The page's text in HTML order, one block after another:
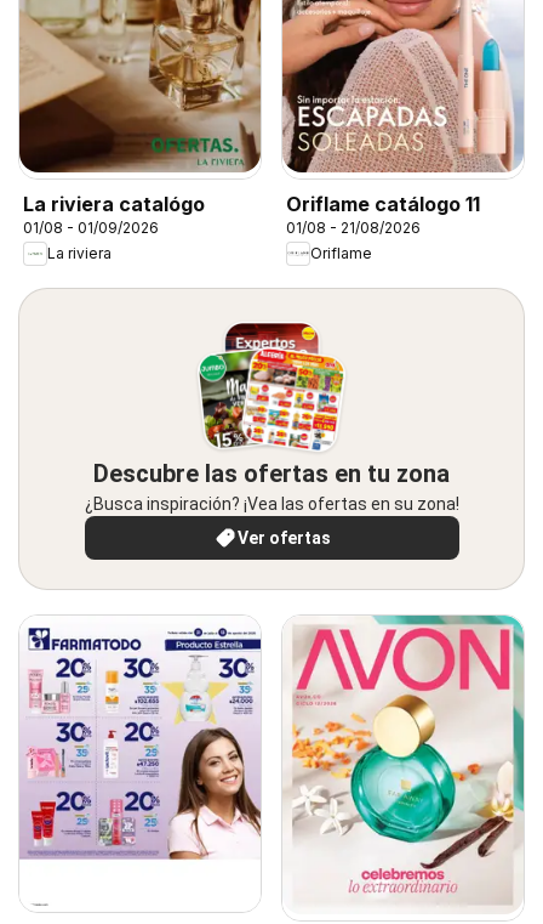
La riviera catalógo
01/08 - 01/09/2026
La riviera
Oriflame catálogo 11
01/08 - 21/08/2026
Oriflame
Descubre las ofertas en tu zona
¿Busca inspiración? ¡Vea las ofertas en su zona!
Ver ofertas